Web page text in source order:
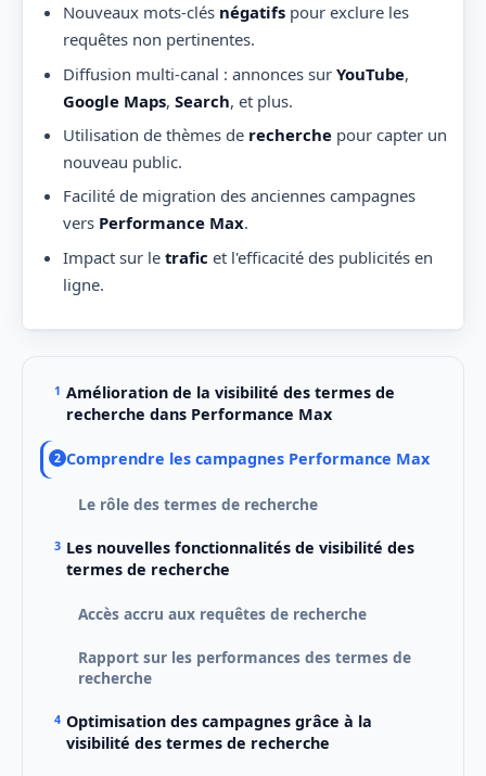
Nouveaux mots-clés négatifspour exclure les
requêtes non pertinentes.
Diffusion multi-canal : annonces sur YouTube,
Google Maps, Search, et plus.
Utilisation de thèmes de recherchepour capter un
nouveau public.
Facilité de migration des anciennes campagnes
vers Performance Max.
Impact sur le trafic et l'efficacité des publicités en
ligne.
Amélioration de la visibilité des termes de
recherche dans Performance Max
Comprendre les campagnes Performance Max
Le rôle des termes de recherche
Les nouvelles fonctionnalités de visibilité des
termes de recherche
Accès accru aux requêtes de recherche
Rapport sur les performances des termes de
recherche
Optimisation des campagnes grâce à la
visibilité des termes de recherche